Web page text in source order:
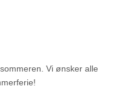
Vi ønsker alle